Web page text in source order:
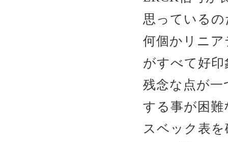
思っている
何個かリニ
がすべて好印
残念な点が
する事が困
スベック表